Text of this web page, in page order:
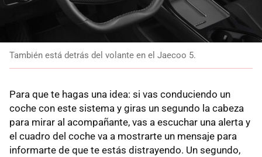
También está detrás del volante en el Jaecoo 5.
Para que te hagas una idea: si vas conduciendo un
coche con este sistema y giras un segundo la cabeza
para mirar al acompañante, vas a escuchar una alerta y
el cuadro del coche va a mostrarte un mensaje para
informarte de que te estás distrayendo. Un segundo,